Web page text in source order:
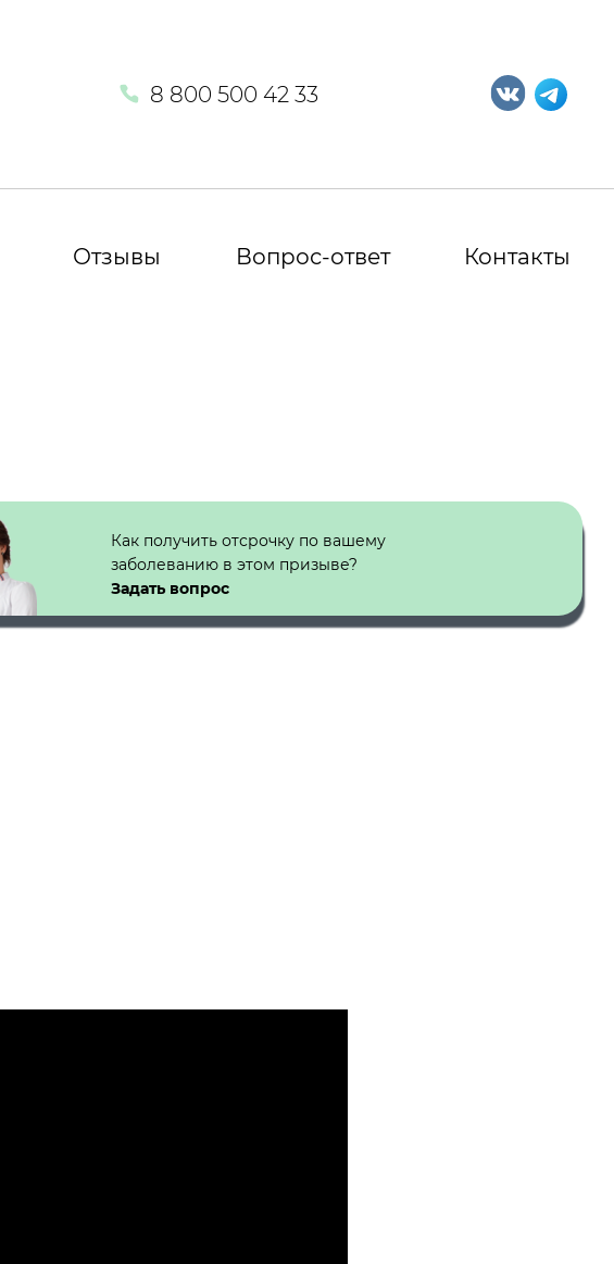
8 800 500 42 33
Отзывы Вопрос-ответ Контакты
Как получить отсрочку по вашему
заболеванию в этом призыве?
Задать вопрос